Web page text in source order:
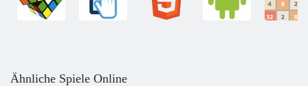
Ähnliche Spiele Online